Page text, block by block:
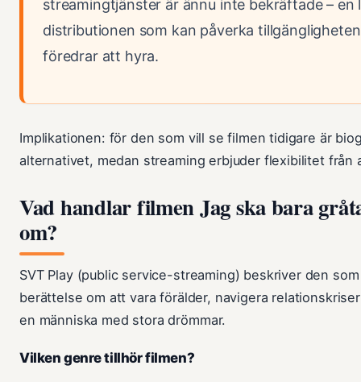
streamingtjänster är ännu inte bekräftade – en
distributionen som kan påverka
föredrar att hyra.
Implikationen: för den som vill se filmen tidigare är
alternativet, medan streaming erbjuder flexibilitet från
Vad handlar filmen Jag ska bara
om?
SVT Play (public service-streaming) beskriver den
berättelse om att vara förälder, navigera
en människa med stora drömmar.
Vilken genre tillhör filmen?